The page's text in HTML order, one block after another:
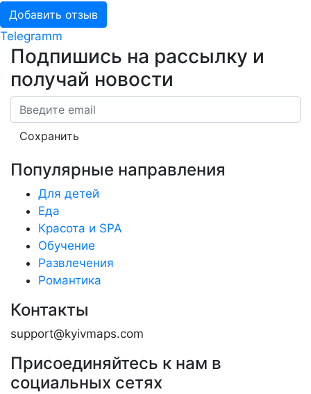
Добавить отзыв
Telegramm
Подпишись на рассылку и
получай новости
Email
Сохранить
Популярные направления
Для детей
Еда
Красота и SPA
Обучение
Развлечения
Романтика
Контакты
support@kyivmaps.com
Присоединяйтесь к нам в
социальных сетях